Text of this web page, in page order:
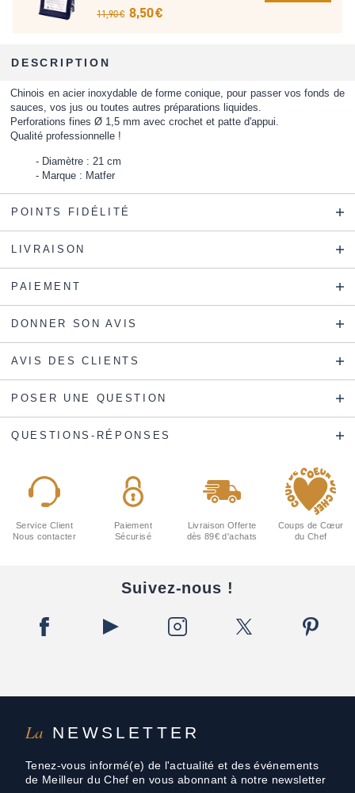
11,90 € 8,50 €
DESCRIPTION
Chinois en acier inoxydable de forme conique, pour passer vos fonds de
sauces, vos jus ou toutes autres préparations liquides.
Perforations fines Ø 1,5 mm avec crochet et patte d'appui.
Qualité professionnelle !
Diamètre : 21 cm
Marque : Matfer
POINTS FIDÉLITÉ
LIVRAISON
PAIEMENT
DONNER SON AVIS
AVIS DES CLIENTS
POSER UNE QUESTION
QUESTIONS-RÉPONSES
La NEWSLETTER
Tenez-vous informé(e) de l'actualité et des événements
de Meilleur du Chef en vous abonnant à notre newsletter
Service Client
Nous contacter
Paiement
Sécurisé
Livraison Offerte
dès 89€ d'achats
Coups de Cœur
du Chef
Suivez-nous !